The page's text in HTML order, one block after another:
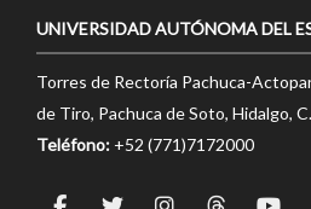
UNIVERSIDAD AUTÓNOMA DEL
Torres de Rectoría Pachuca-
de Tiro, Pachuca de Soto, Hidalgo,
Teléfono: +52 (771)7172000